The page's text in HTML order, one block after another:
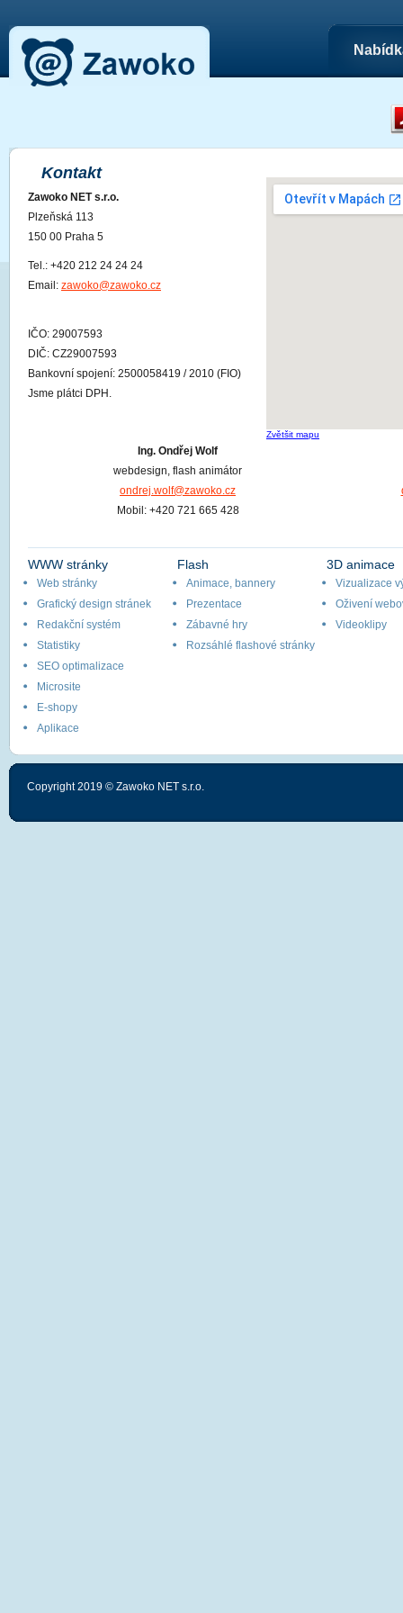
Kontakt
Zawoko NET s.r.o.
Plzeňská 113
150 00 Praha 5
Tel.: +420 212 24 24 24
Email: zawoko@zawoko.cz
IČO: 29007593
DIČ: CZ29007593
Bankovní spojení: 2500058419 / 2010 (FIO)
Jsme plátci DPH.
Zvětšit mapu
Ing. Ondřej Wolf
webdesign, flash animátor
ondrej.wolf@zawoko.cz
Mobil: +420 721 665 428
WWW stránky
Web stránky
Grafický design stránek
Redakční systém
Statistiky
SEO optimalizace
Microsite
E-shopy
Aplikace
Flash
Animace, bannery
Prezentace
Zábavné hry
Rozsáhlé flashové stránky
3D animace
Vizualizace
Oživení
Videoklipy
Copyright 2019 © Zawoko NET s.r.o.